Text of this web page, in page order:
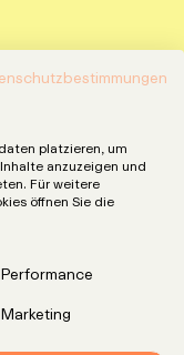
platzieren, um
anzuzeigen und
Für weitere
öffnen Sie die
Performance
Marketing